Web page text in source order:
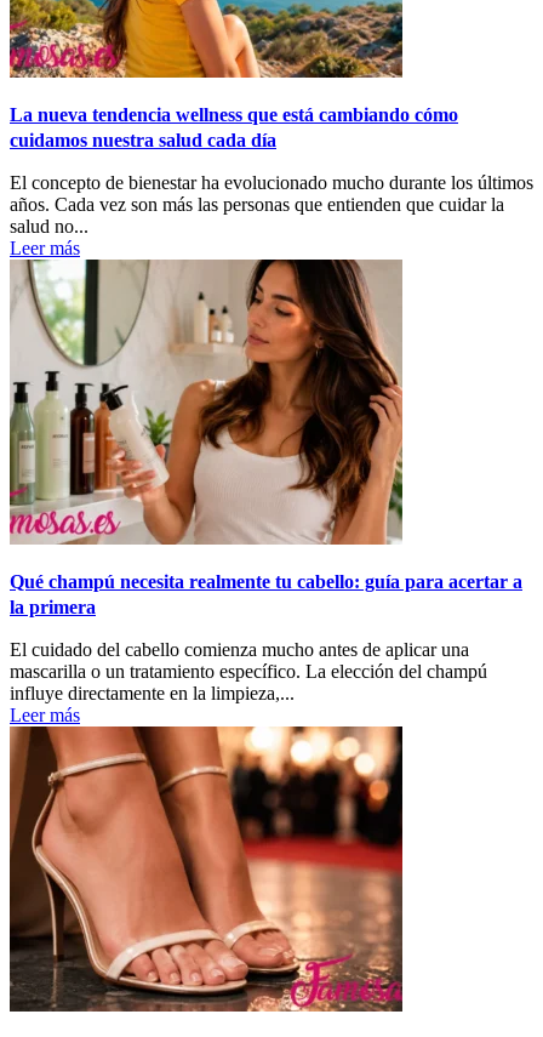
La nueva tendencia wellness que está cambiando cómo
cuidamos nuestra salud cada día
El concepto de bienestar ha evolucionado mucho durante los últimos
años. Cada vez son más las personas que entienden que cuidar la
salud no...
Leer más
Qué champú necesita realmente tu cabello: guía para acertar a
la primera
El cuidado del cabello comienza mucho antes de aplicar una
mascarilla o un tratamiento específico. La elección del champú
influye directamente en la limpieza,...
Leer más